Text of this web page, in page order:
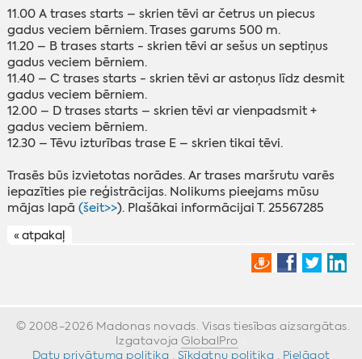
11.00 A trases starts – skrien tēvi ar četrus un piecus
gadus veciem bērniem. Trases garums 500 m.
11.20 – B trases starts - skrien tēvi ar sešus un septiņus
gadus veciem bērniem.
11.40 – C trases starts - skrien tēvi ar astoņus līdz desmit
gadus veciem bērniem.
‌12.00 – D trases starts – skrien tēvi ar vienpadsmit +
gadus veciem bērniem.
‌12.30 – Tēvu izturības trase E – skrien tikai tēvi.
‌Trasēs būs izvietotas norādes. Ar trases maršrutu varēs
iepazīties pie reģistrācijas. Nolikums pieejams mūsu
mājas lapā (šeit>>). Plašākai informācijai T. 25567285
« atpakaļ
© 2008-2026 Madonas novads. Visas tiesības aizsargātas.
Izgatavoja GlobalPro
Datu privātuma politika
Sīkdatņu politika Pielāgot